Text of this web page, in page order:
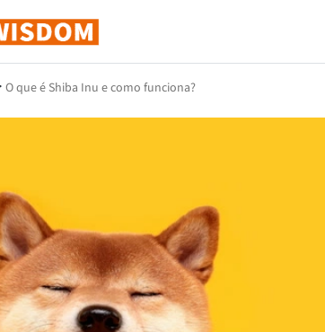
O que é Shiba Inu e como funciona?